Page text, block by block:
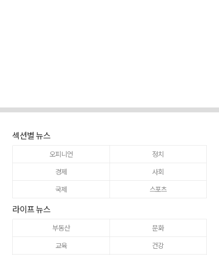
섹션별 뉴스
오피니언
정치
경제
사회
국제
스포츠
라이프 뉴스
부동산
문화
교육
건강